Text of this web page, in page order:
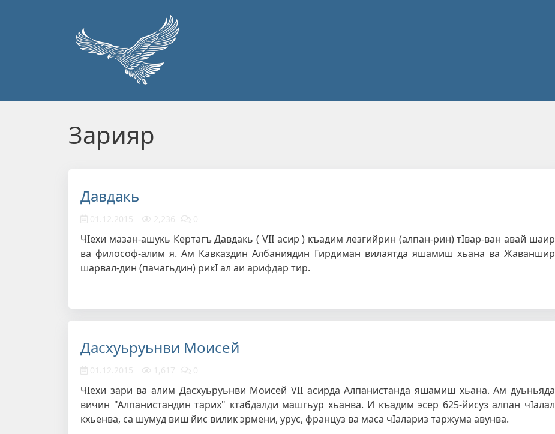
Зарияр
Давдакь
01.12.2015 2,236 0
ЧIехи мазан-ашукь Кертагъ Давдакь ( VII асир ) къадим лезгийрин (алпан-рин) тIвар-ван авай шаир
ва философ-алим я. Ам Кавказдин Албаниядин Гирдиман вилаятда яшамиш хьана ва Жаваншир
шарвал-дин (пачагьдин) рикI ал аи арифдар тир.
Дасхуьруьнви Моисей
01.12.2015 1,617 0
ЧIехи зари ва алим Дасхуьруьнви Моисей VII асирда Алпанистанда яшамиш хьана. Ам дуьньяда
вичин "Алпанистандин тарих" ктабдалди машгьур хьанва. И къадим эсер 625-йисуз алпан чIалал
кхьенва, са шумуд виш йис вилик эрмени, урус, француз ва маса чIалариз таржума авунва.